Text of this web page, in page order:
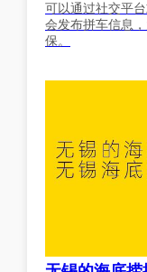
可以通过社交平
会发布拼车信息
保。